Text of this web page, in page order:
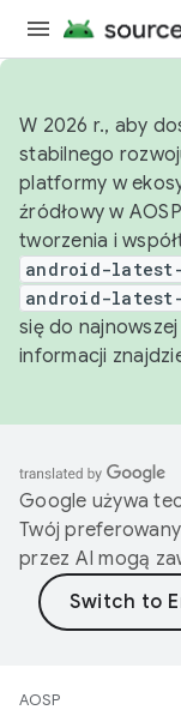
W 2026 r., aby
stabilnego
platformy w
źródłowy w
tworzenia i
android-
android-
się do
informacji
Google używa
Twój
przez AI mogą
AOSP